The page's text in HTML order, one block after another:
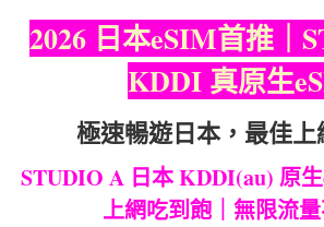
2026 日本eSIM首推｜
KDDI 真原生
極速暢遊日本，最佳上
STUDIO A 日本 KDDI(au) 原
上網吃到飽｜無限流